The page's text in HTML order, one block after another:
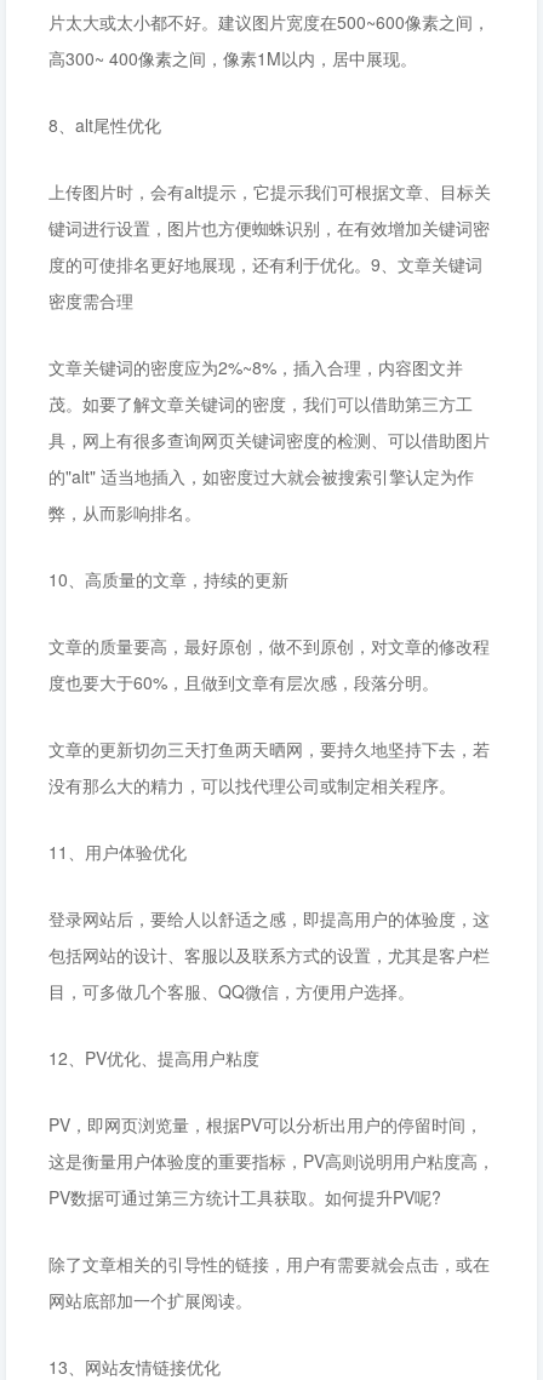
片太大或太小都不好。建议图片宽度在500~600像素之间，
高300~ 400像素之间，像素1M以内，居中展现。
8、alt尾性优化
上传图片时，会有alt提示，它提示我们可根据文章、目标关
键词进行设置，图片也方便蜘蛛识别，在有效增加关键词密
度的可使排名更好地展现，还有利于优化。9、文章关键词
密度需合理
文章关键词的密度应为2%~8%，插入合理，内容图文并
茂。如要了解文章关键词的密度，我们可以借助第三方工
具，网上有很多查询网页关键词密度的检测、可以借助图片
的"alt" 适当地插入，如密度过大就会被搜索引擎认定为作
弊，从而影响排名。
10、高质量的文章，持续的更新
文章的质量要高，最好原创，做不到原创，对文章的修改程
度也要大于60%，且做到文章有层次感，段落分明。
文章的更新切勿三天打鱼两天晒网，要持久地坚持下去，若
没有那么大的精力，可以找代理公司或制定相关程序。
11、用户体验优化
登录网站后，要给人以舒适之感，即提高用户的体验度，这
包括网站的设计、客服以及联系方式的设置，尤其是客户栏
目，可多做几个客服、QQ微信，方便用户选择。
12、PV优化、提高用户粘度
PV，即网页浏览量，根据PV可以分析出用户的停留时间，
这是衡量用户体验度的重要指标，PV高则说明用户粘度高，
PV数据可通过第三方统计工具获取。如何提升PV呢?
除了文章相关的引导性的链接，用户有需要就会点击，或在
网站底部加一个扩展阅读。
13、网站友情链接优化